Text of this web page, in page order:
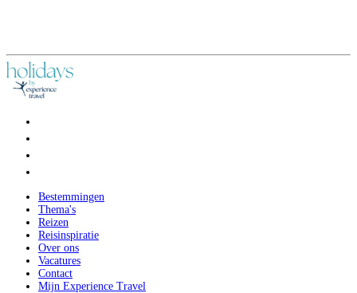
Bestemmingen
Thema's
Reizen
Reisinspiratie
Over ons
Vacatures
Contact
Mijn Experience Travel